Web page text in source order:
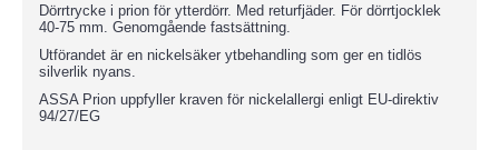
Dörrtrycke i prion för ytterdörr. Med returfjäder. För dörrtjocklek
40-75 mm. Genomgående fastsättning.
Utförandet är en nickelsäker ytbehandling som ger en tidlös
silverlik nyans.
ASSA Prion uppfyller kraven för nickelallergi enligt EU-direktiv
94/27/EG